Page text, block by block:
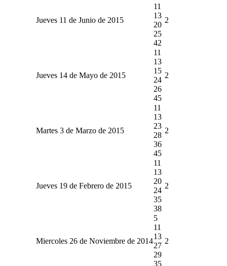
Jueves 11 de Junio de 2015
11
13
20
25
42
2
Jueves 14 de Mayo de 2015
11
13
15
24
26
45
2
Martes 3 de Marzo de 2015
11
13
23
28
36
45
2
Jueves 19 de Febrero de 2015
11
13
20
24
35
38
2
Miercoles 26 de Noviembre de 2014
5
11
13
27
29
35
2